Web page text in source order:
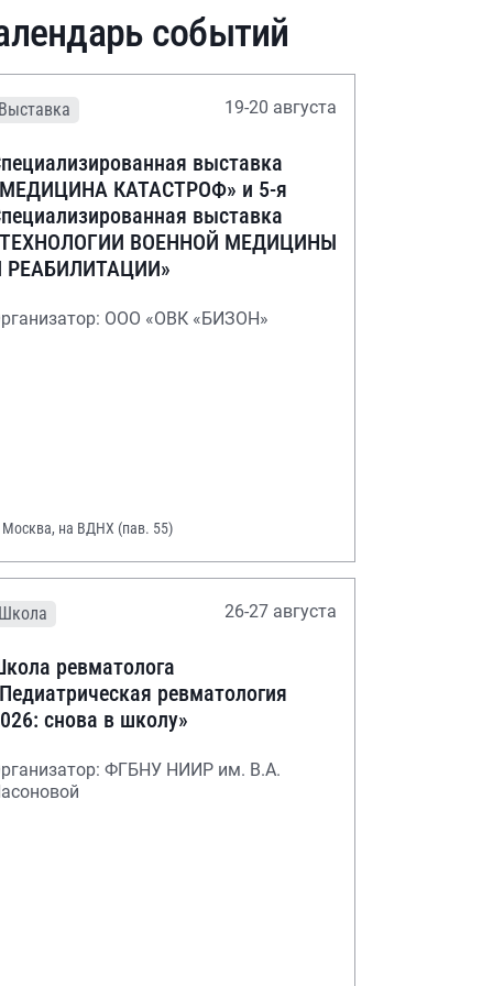
событий
Выставка 19-20 августа
выставка
КАТАСТРОФ» и 5-я
выставка
ВОЕННОЙ МЕДИЦИНЫ
РЕАБИЛИТАЦИИ»
ООО «ОВК «БИЗОН»
Москва, на ВДНХ (пав. 55)
Школа 26-27 августа
ревматолога
ревматология
снова в школу»
ФГБНУ НИИР им. В.А.